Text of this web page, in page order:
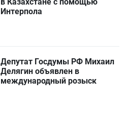
Интерпола
Депутат Госдумы РФ Михаил
Делягин объявлен в
международный розыск